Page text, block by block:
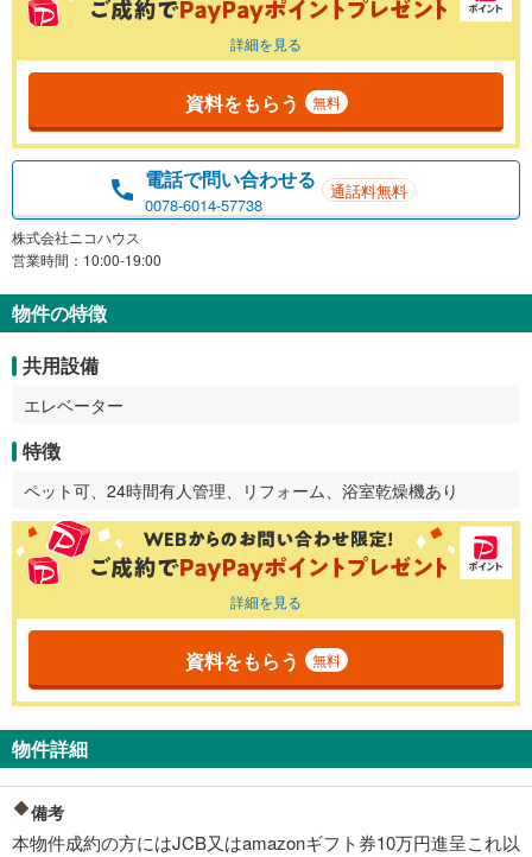
詳細を見る
資料をもらう 無料
電話で問い合わせる
0078-6014-57738
通話料無料
株式会社ニコハウス
営業時間：10:00-19:00
物件の特徴
共用設備
エレベーター
特徴
ペット可、24時間有人管理、リフォーム、浴室乾燥機あり
詳細を見る
資料をもらう 無料
物件詳細
備考
本物件成約の方にはJCB又はamazonギフト券10万円進呈これ以